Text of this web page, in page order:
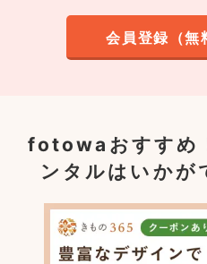
会員登録（無
fotowaおすすめ
ンタルはいかが